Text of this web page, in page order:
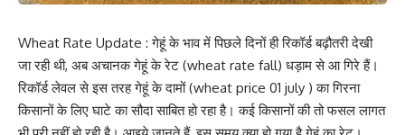
Wheat Rate Update : गेहूं के भाव में पिछले दिनों ही रिकॉर्ड बढ़ौतरी देखी
जा रही थी, अब अचानक गेहूं के रेट (wheat rate fall) धड़ाम से आ गिरे हैं।
रिकॉर्ड लेवल से इस तरह गेहूं के दामों (wheat price 01 july ) का गिरना
किसानों के लिए घाटे का सौदा साबित हो रहा है। कई किसानों की तो फसल लागत